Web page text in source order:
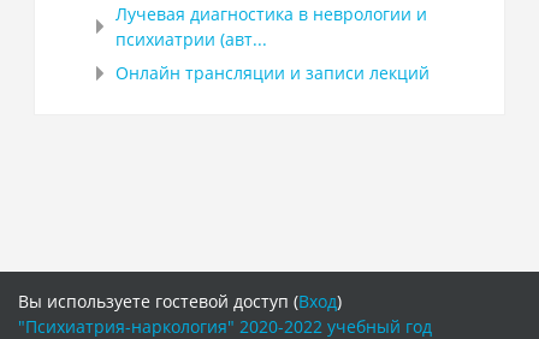
Лучевая диагностика в неврологии и
психиатрии (авт...
Онлайн трансляции и записи лекций
Вы используете гостевой доступ (Вход)
"Психиатрия-наркология" 2020-2022 учебный год